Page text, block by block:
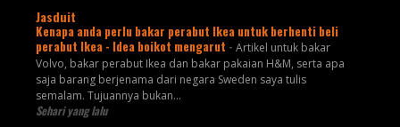
Jasduit
Kenapa anda perlu bakar perabut Ikea untuk berhenti beli
perabut Ikea - Idea boikot mengarut - Artikel untuk bakar
Volvo, bakar perabut Ikea dan bakar pakaian H&M, serta apa
saja barang berjenama dari negara Sweden saya tulis
semalam. Tujuannya bukan...
Sehari yang lalu